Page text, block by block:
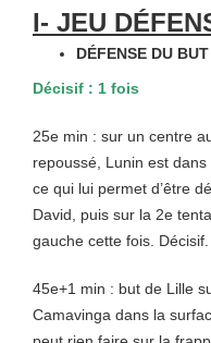
I- JEU
DÉFENSE DU BUT
Décisif : 1 fois
25e min : sur un centre
repoussé, Lunin est dans
ce qui lui permet d’être
David, puis sur la 2e
gauche cette fois. Décisif.
45e+1 min : but de Lille
Camavinga dans la